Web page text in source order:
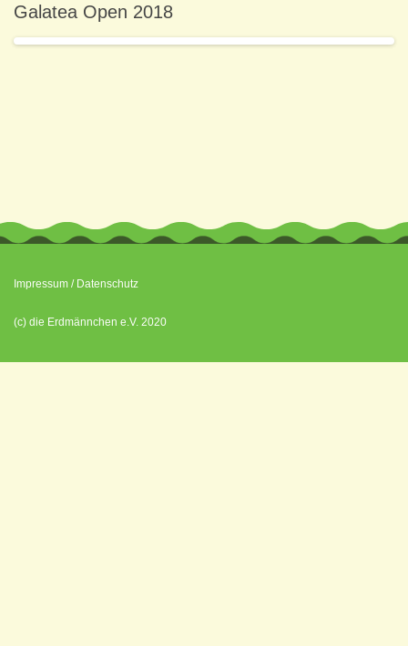
Galatea Open 2018
Impressum / Datenschutz
(c) die Erdmännchen e.V. 2020